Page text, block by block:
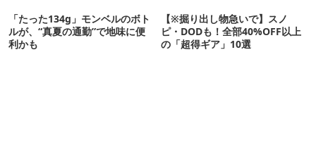
「たった134g」モンベルのボト
ルが、“真夏の通勤”で地味に便
利かも
【※掘り出し物急いで】スノ
ピ・DODも！全部40%OFF以上
の「超得ギア」10選